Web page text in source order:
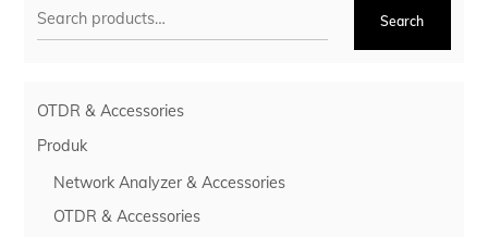
Search
OTDR & Accessories
Produk
Network Analyzer & Accessories
OTDR & Accessories